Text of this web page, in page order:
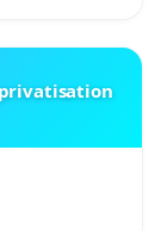
privatisation